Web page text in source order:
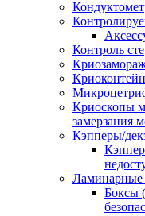
Контроль
Криоскопы
замерзания
Кэпперы/
Боксы